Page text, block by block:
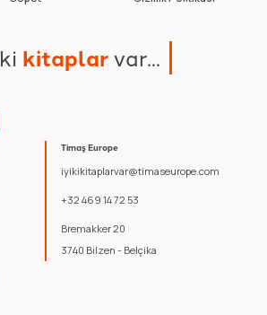
Timaş Europe
iyikikitaplarvar@timaseurope.com
+32 469 14 72 53
Bremakker 20
3740 Bilzen - Belçika
ki kitaplarvar...